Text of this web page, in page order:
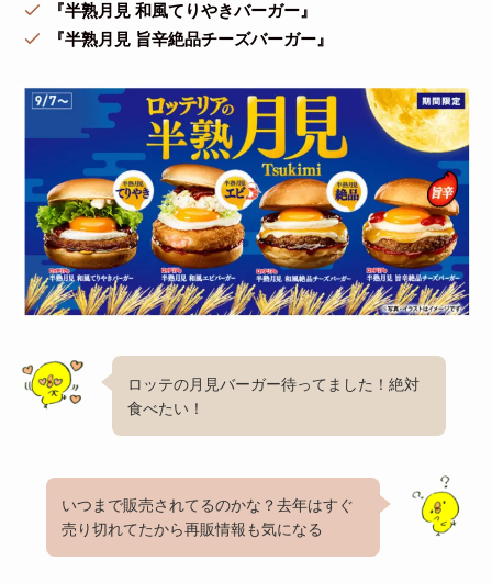
『半熟月見 和風てりやきバーガー』
『半熟月見 旨辛絶品チーズバーガー』
ロッテの月見バーガー待ってました！絶対
食べたい！
いつまで販売されてるのかな？去年はすぐ
売り切れてたから再販情報も気になる